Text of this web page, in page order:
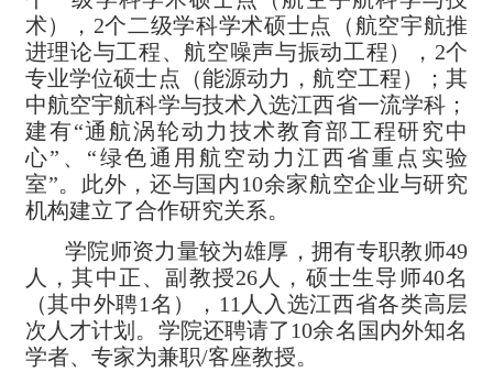
术），2个二级学科学术硕士点（航空宇航推
进理论与工程、航空噪声与振动工程），2个
专业学位硕士点（能源动力，航空工程）；其
中航空宇航科学与技术入选江西省一流学科；
建有“通航涡轮动力技术教育部工程研究中
心”、“绿色通用航空动力江西省重点实验
室”。此外，还与国内10余家航空企业与研究
机构建立了合作研究关系。
学院师资力量较为雄厚，拥有专职教师49
人，其中正、副教授26人
，硕士生导师40名
（其中外聘1名），11人入选江西省各类高层
次人才计划。学院还聘请了10余名国内外知名
学者、专家为兼职/客座教授。